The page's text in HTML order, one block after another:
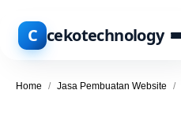
C cekotechnology
Home / Jasa Pembuatan Website /